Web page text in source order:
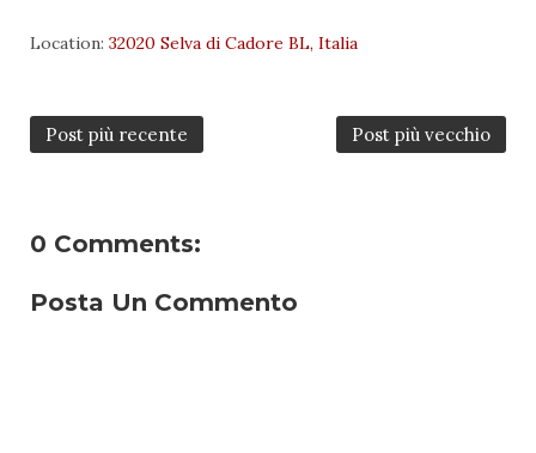
Location: 32020 Selva di Cadore BL, Italia
Post più recente Post più vecchio
0 Comments:
Posta Un Commento